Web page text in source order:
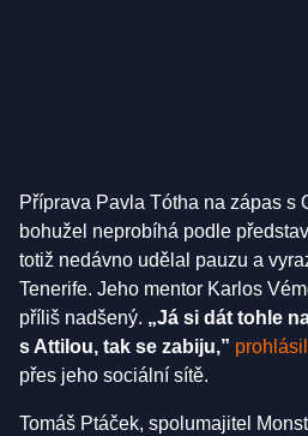
Příprava Pavla Tótha na zápas s
bohužel neprobíhá podle
totiž nedávno udělal pauzu a
Tenerife. Jeho mentor Karlos
příliš nadšený. „Já si dát tohle
s Attilou, tak se zabiju,” prohlásil
přes jeho sociální sítě.
Tomáš Ptáček, spolumajitel